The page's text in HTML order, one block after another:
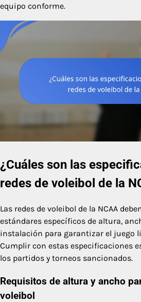
equipo conforme.
¿Cuáles son las
redes de voleibol de la
Las redes de voleibol de la NCAA
estándares específicos de altura,
instalación para garantizar el juego
Cumplir con estas especificaciones
los partidos y torneos sancionados.
Requisitos de altura y ancho
voleibol